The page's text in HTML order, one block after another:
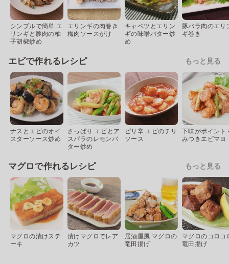
シンプルで簡単 エ
リンギと豚肉の柚
子胡椒炒め
エリンギの肉巻き
梅肉ソースがけ
キャベツとエリン
ギの味噌バター炒
め
豚バラ肉のエリ
ギ巻き
エビで作れるレシピ もっと見る
ナスとエビのオイ
スターソース炒め
さっぱり エビとア
スパラのレモンバ
ター炒め
ピリ辛 エビのチリ
ソース
下味がポイント
みつきエビマヨ
マグロで作れるレシピ もっと見る
マグロの漬けステ
ーキ
漬けマグロでレア
カツ
居酒屋風 マグロの
竜田揚げ
マグロのコロコ
竜田揚げ